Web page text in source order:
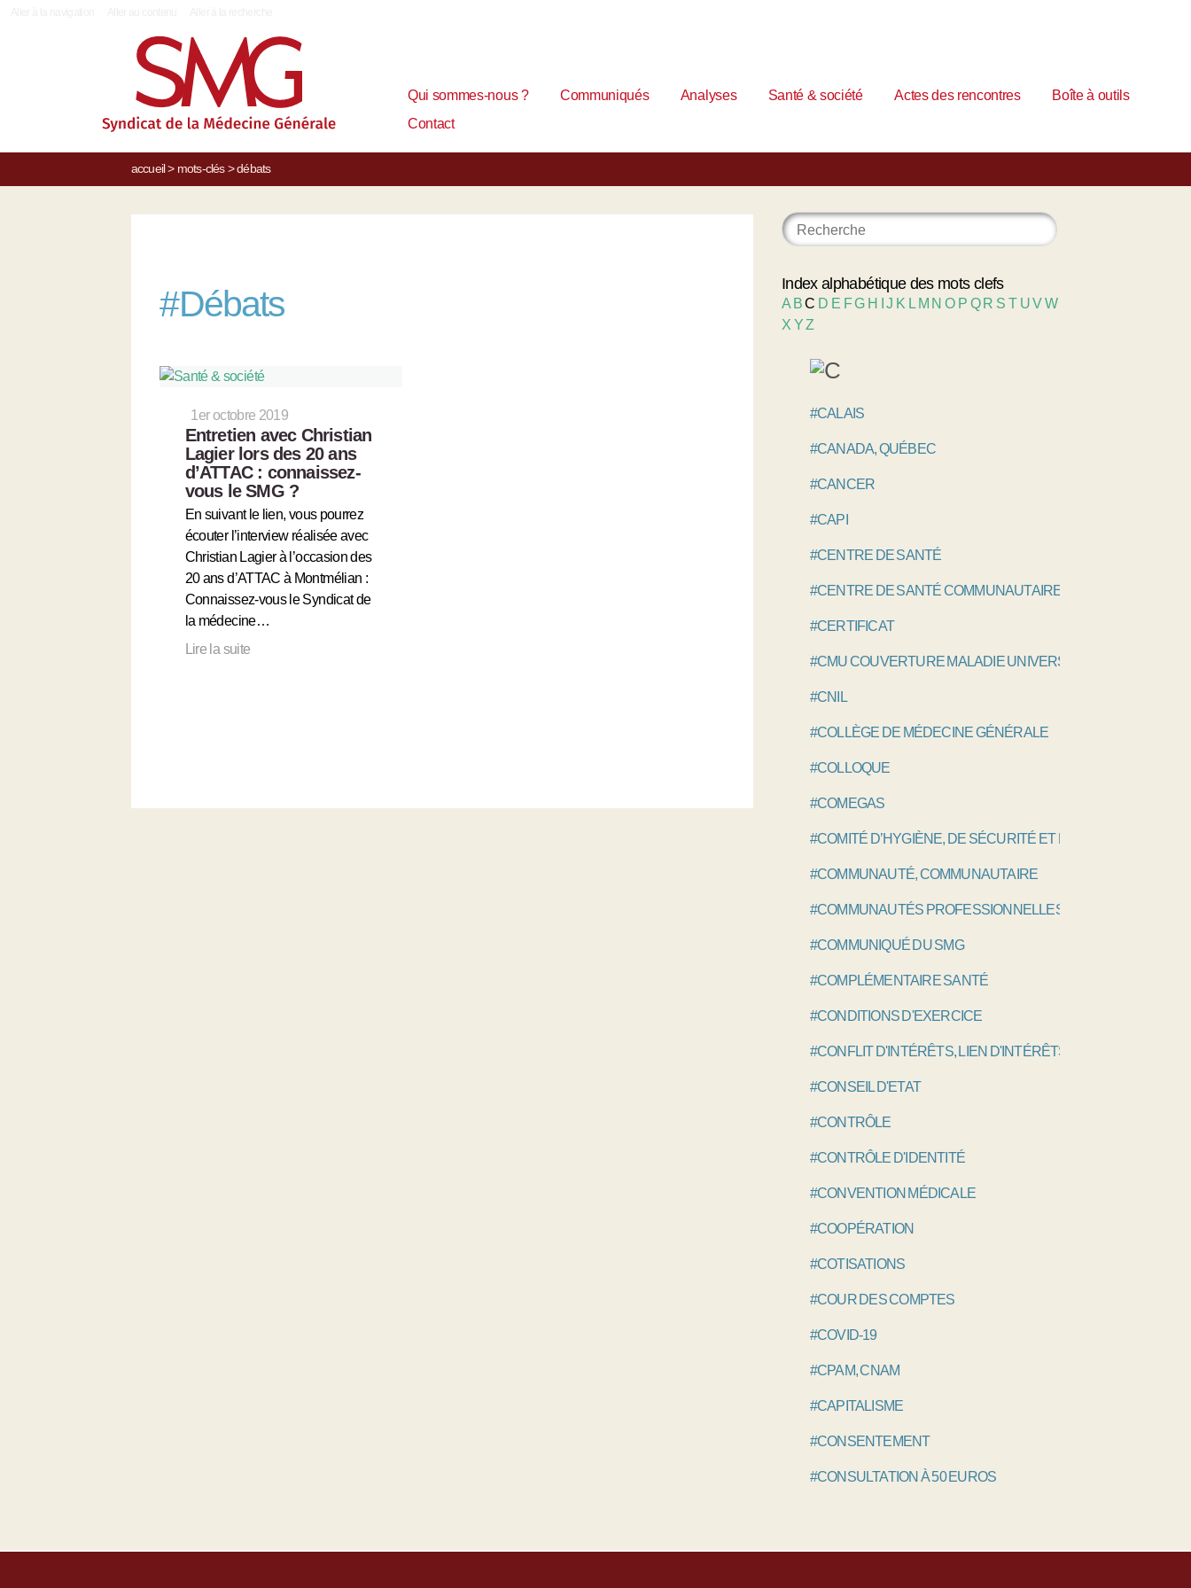
Qui sommes-nous ? Communiqués Analyses Santé & société Actes des rencontres
Boîte à outils
Contact
accueil> mots-clés> débats
#Débats
1er octobre 2019
Entretien avec Christian
Lagier lors des 20 ans
d’ATTAC : connaissez-
vous le SMG ?
En suivant le lien, vous pourrez
écouter l’interview réalisée avec
Christian Lagier à l’occasion des
20 ans d’ATTAC à Montmélian :
Connaissez-vous le Syndicat de
la médecine…
Lire la suite
Index alphabétique des mots clefs
A BC D E FG H IJ K L M NO P Q R S T UVW
X YZ
#CALAIS
#CANADA, QUÉBEC
#CANCER
#CAPI
#CENTRE DE SANTÉ
#CENTRE DE SANTÉ COMMUNAUTAIRE
#CERTIFICAT
#CMU COUVERTURE MALADIE UNIVERSELLE
#CNIL
#COLLÈGE DE MÉDECINE GÉNÉRALE
#COLLOQUE
#COMEGAS
#COMITÉ D’HYGIÈNE, DE SÉCURITÉ ET DES CONDITIONS
#COMMUNAUTÉ, COMMUNAUTAIRE
#COMMUNAUTÉS PROFESSIONNELLES TERRITORIALES
#COMMUNIQUÉ DU SMG
#COMPLÉMENTAIRE SANTÉ
#CONDITIONS D'EXERCICE
#CONFLIT D'INTÉRÊTS, LIEN D'INTÉRÊTS
#CONSEIL D'ETAT
#CONTRÔLE
#CONTRÔLE D'IDENTITÉ
#CONVENTION MÉDICALE
#COOPÉRATION
#COTISATIONS
#COUR DES COMPTES
#COVID-19
#CPAM, CNAM
#CAPITALISME
#CONSENTEMENT
#CONSULTATION À 50 EUROS